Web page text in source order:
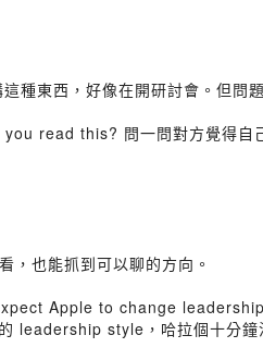
東西，好像在開研討會。但問
read this? 問一問對方覺得自
，也能抓到可以聊的方向。
Apple to change
leadership style，哈拉個十分鐘